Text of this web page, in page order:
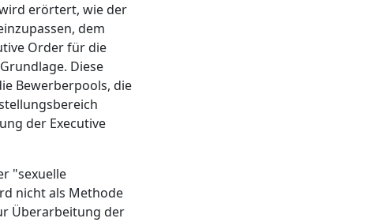
erörtert, wie der
dem
Order für die
Diese
Bewerberpools, die
der Executive
"sexuelle
nicht als Methode
Überarbeitung der